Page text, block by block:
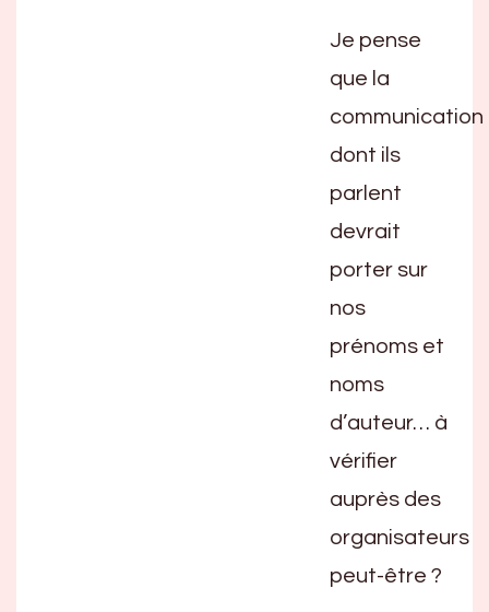
Je pense
que la
communication
dont ils
parlent
devrait
porter sur
nos
prénoms et
noms
d’auteur… à
vérifier
auprès des
organisateurs
peut-être ?